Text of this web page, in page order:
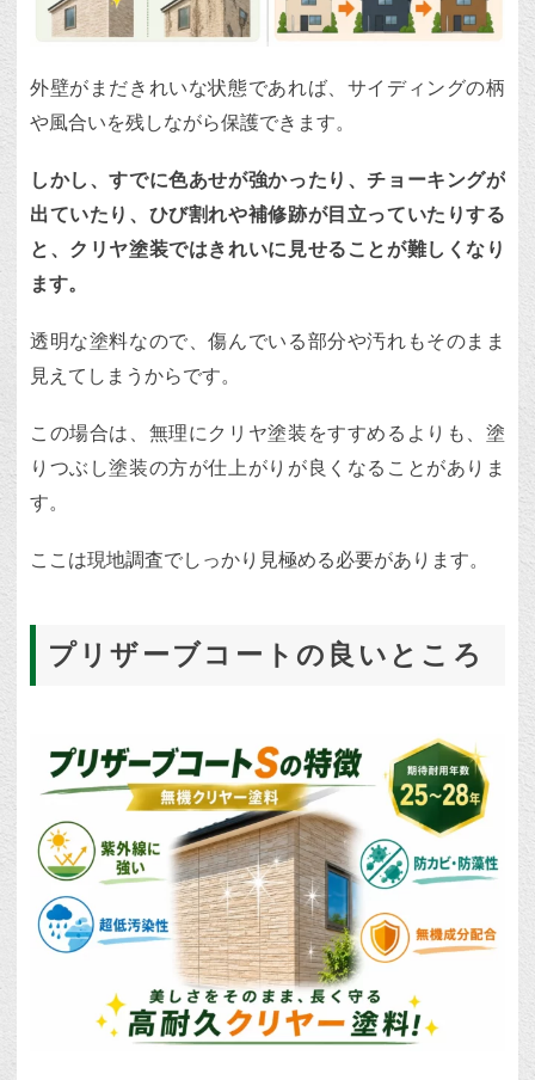
外壁がまだきれいな状態であれば、サイディングの柄
や風合いを残しながら保護できます。
しかし、すでに色あせが強かったり、チョーキングが
出ていたり、ひび割れや補修跡が目立っていたりする
と、クリヤ塗装ではきれいに見せることが難しくなり
ます。
透明な塗料なので、傷んでいる部分や汚れもそのまま
見えてしまうからです。
この場合は、無理にクリヤ塗装をすすめるよりも、塗
りつぶし塗装の方が仕上がりが良くなることがありま
す。
ここは現地調査でしっかり見極める必要があります。
プリザーブコートの良いところ